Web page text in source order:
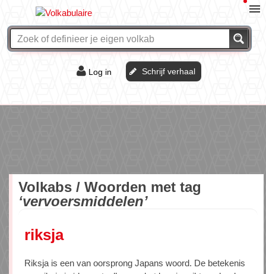
Log in Schrijf verhaal
Volkabs / Woorden met tag
‘vervoersmiddelen’
riksja
Riksja is een van oorsprong Japans woord. De betekenis